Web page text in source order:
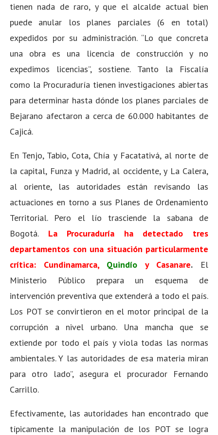
tienen nada de raro, y que el alcalde actual bien
puede anular los planes parciales (6 en total)
expedidos por su administración. “Lo que concreta
una obra es una licencia de construcción y no
expedimos licencias”, sostiene. Tanto la Fiscalía
como la Procuraduría tienen investigaciones abiertas
para determinar hasta dónde los planes parciales de
Bejarano afectaron a cerca de 60.000 habitantes de
Cajicá.
En Tenjo, Tabio, Cota, Chía y Facatativá, al norte de
la capital, Funza y Madrid, al occidente, y La Calera,
al oriente, las autoridades están revisando las
actuaciones en torno a sus Planes de Ordenamiento
Territorial. Pero el lío trasciende la sabana de
Bogotá. La Procuraduría ha detectado tres
departamentos con una situación particularmente
crítica: Cundinamarca, Quindío y Casanare. El
Ministerio Público prepara un esquema de
intervención preventiva que extenderá a todo el país.
Los POT se convirtieron en el motor principal de la
corrupción a nivel urbano. Una mancha que se
extiende por todo el país y viola todas las normas
ambientales. Y las autoridades de esa materia miran
para otro lado”, asegura el procurador Fernando
Carrillo.
Efectivamente, las autoridades han encontrado que
típicamente la manipulación de los POT se logra